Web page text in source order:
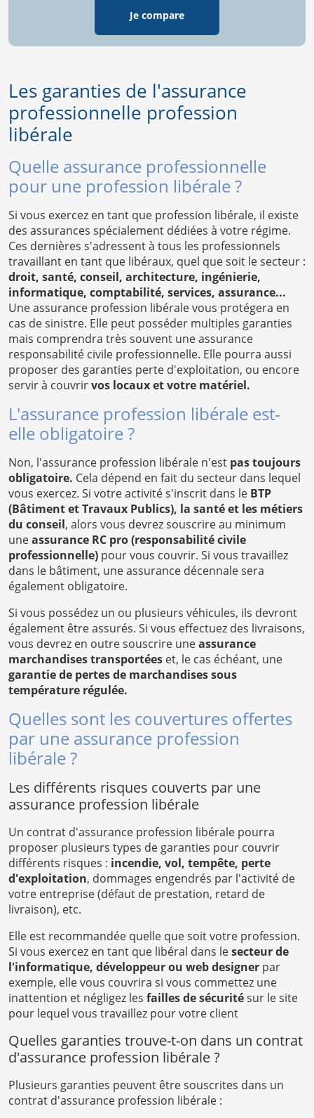
Je compare
Les garanties de l'assurance
professionnelle profession
libérale
Quelle assurance professionnelle
pour une profession libérale ?
Si vous exercez en tant que profession libérale, il existe
des assurances spécialement dédiées à votre régime.
Ces dernières s'adressent à tous les professionnels
travaillant en tant que libéraux, quel que soit le secteur :
droit, santé, conseil, architecture, ingénierie,
informatique, comptabilité, services, assurance...
Une assurance profession libérale vous protégera en
cas de sinistre. Elle peut posséder multiples garanties
mais comprendra très souvent une assurance
responsabilité civile professionnelle. Elle pourra aussi
proposer des garanties perte d'exploitation, ou encore
servir à couvrirvos locaux et votre matériel.
L'assurance profession libérale est-
elle obligatoire ?
Non, l'assurance profession libérale n'est pas toujours
obligatoire. Cela dépend en fait du secteur dans lequel
vous exercez. Si votre activité s'inscrit dans le BTP
(Bâtiment et Travaux Publics), la santé et les métiers
du conseil, alors vous devrez souscrire au minimum
uneassurance RC pro (responsabilité civile
professionnelle) pour vous couvrir. Si vous travaillez
dans le bâtiment, une assurance décennale sera
également obligatoire.
Si vous possédez un ou plusieurs véhicules, ils devront
également être assurés. Si vous effectuez des livraisons,
vous devrez en outre souscrire uneassurance
marchandises transportées et, le cas échéant, une
garantie de pertes de marchandises sous
température régulée.
Quelles sont les couvertures offertes
par une assurance profession
libérale ?
Les différents risques couverts par une
assurance profession libérale
Un contrat d'assurance profession libérale pourra
proposer plusieurs types de garanties pour couvrir
différents risques : incendie, vol, tempête, perte
d'exploitation, dommages engendrés par l'activité de
votre entreprise (défaut de prestation, retard de
livraison), etc.
Elle est recommandée quelle que soit votre profession.
Si vous exercez en tant que libéral dans lesecteur de
l'informatique, développeur ou web designer par
exemple, elle vous couvrira si vous commettez une
inattention et négligez les failles de sécuritésur le site
pour lequel vous travaillez pour votre client
Quelles garanties trouve-t-on dans un contrat
d'assurance profession libérale ?
Plusieurs garanties peuvent être souscrites dans un
contrat d'assurance profession libérale :